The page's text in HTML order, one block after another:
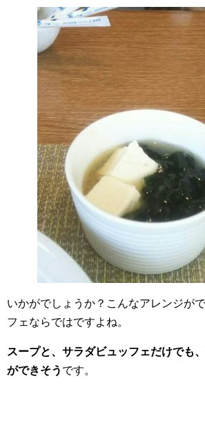
いかがでしょうか？こんなアレンジが
フェならではですよね。
スープと、サラダビュッフェだけでも
ができそう です。